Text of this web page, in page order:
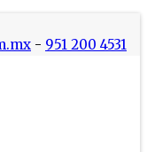
- 951 200 4531